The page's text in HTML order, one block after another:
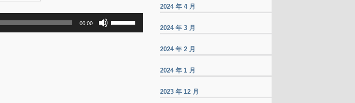
00:00
2024 年 4 月
2024 年 3 月
2024 年 2 月
2024 年 1 月
2023 年 12 月